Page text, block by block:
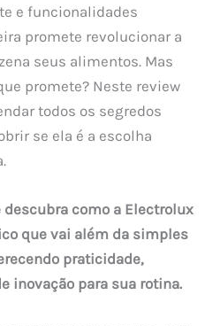
e funcionalidades
promete revolucionar a
seus alimentos. Mas
promete? Neste review
todos os segredos
se ela é a escolha
como a Electrolux
que vai além da simples
praticidade,
inovação para sua rotina.